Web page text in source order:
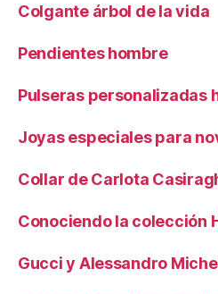
Colgante árbol de la vida
Pendientes hombre
Pulseras personalizadas
Joyas especiales para
Collar de Carlota
Conociendo la colección
Gucci y Alessandro